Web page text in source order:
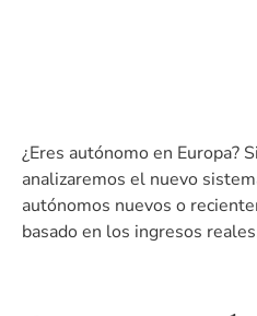
¿Eres autónomo en Europa?
analizaremos el nuevo
autónomos nuevos o
basado en los ingresos